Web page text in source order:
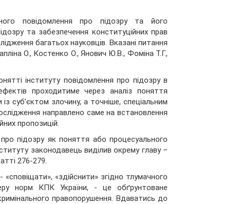
повідомлення про підозру та його
та забезпечення конституційних прав
багатьох науковців. Вказані питання
О., Костенко О., Янович Ю.В., Фоміна Т.Г.,
інституту повідомлення про підозру в
проходитиме через аналіз поняття
суб’єктом злочину, а точніше, спеціальним
направлено саме на встановлення
пропозицій.
підозру як поняття або процесуального
законодавець виділив окрему главу –
276-279.
«здійснити» згідно тлумачного
норм КПК України, - це обґрунтоване
правопорушення. Вдаватись до